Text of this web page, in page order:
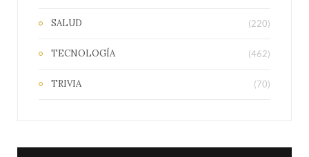
SALUD (220)
TECNOLOGÍA (462)
TRIVIA (70)